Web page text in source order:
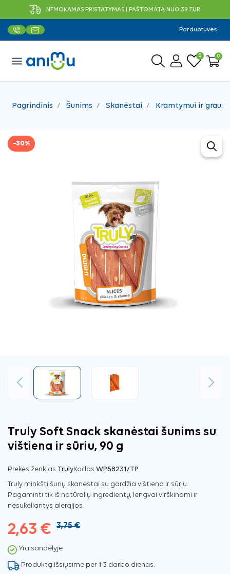
NEMOKAMAS PRISTATYMAS Į PAŠTOMATĄ NUO 39 EUR
Parduotuvės
menu 0 0
Pagrindinis Šunims Skanėstai Kramtymui ir
−30%
Ankstesnis Tęsti
Truly Soft Snack skanėstai šunims su
vištiena ir sūriu, 90 g
Prekės ženklas TrulyKodas WP58231/TP
Truly minkšti šunų skanėstai su gardžia vištiena ir sūriu.
Pagaminti tik iš natūralių ingredientų, lengvai virškinami ir
nesukeliantys alergijos.
2,63 € 3,75 €
Yra sandėlyje
Produktą išsiųsime per 1-3 darbo dienas.